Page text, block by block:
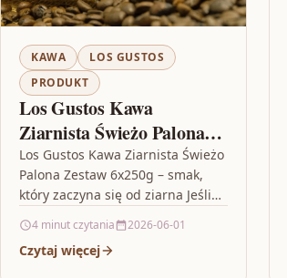
KAWA
LOS GUSTOS
PRODUKT
Los Gustos Kawa
Ziarnista Świeżo Palona
Zestaw 6x250g
Los Gustos Kawa Ziarnista Świeżo
Palona Zestaw 6x250g – smak,
który zaczyna się od ziarna Jeśli
czyli od momentu…
4 minut czytania 2026-06-01
Czytaj więcej